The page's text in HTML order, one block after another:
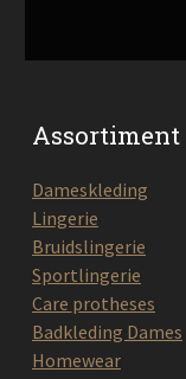
Assortiment
Dameskleding
Lingerie
Bruidslingerie
Sportlingerie
Care protheses
Badkleding Dames
Homewear